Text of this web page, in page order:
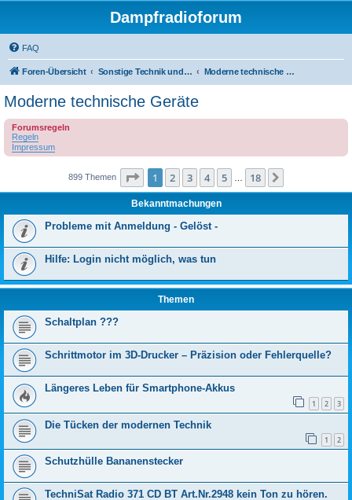
Dampfradioforum
FAQ
Foren-Übersicht Sonstige Technik und Unterhaltungselektronik Moderne technische Geräte
Moderne technische Geräte
Forumsregeln
Regeln
Impressum
899 Themen Seite 1von 18
1 2 3 4 5 18
Bekanntmachungen
Probleme mit Anmeldung - Gelöst -
Hilfe: Login nicht möglich, was tun
Themen
Schaltplan ???
Schritt­motor im 3D-Drucker – Präzision oder Fehlerquelle?
Längeres Leben für Smartphone-Akkus
1 2 3
Die Tücken der modernen Technik
1 2
Schutzhülle Bananenstecker
TechniSat Radio 371 CD BT Art.Nr.2948 kein Ton zu hören.